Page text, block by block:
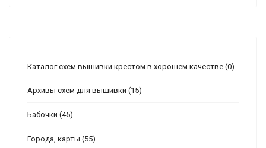
Каталог схем вышивки крестом в хорошем качестве (0)
Архивы схем для вышивки (15)
Бабочки (45)
Города, карты (55)